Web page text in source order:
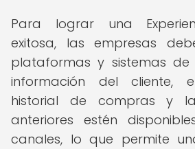
Para lograr una
exitosa, las empresas
plataformas y sistemas
información del cliente,
historial de compras y
anteriores estén
canales, lo que permite